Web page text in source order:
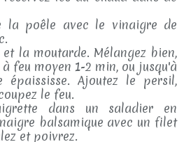
la poêle avec le vinaigre de
la moutarde. Mélangez bien,
feu moyen 1-2 min, ou jusqu'à
épaississe. Ajoutez le persil,
le feu.
dans un saladier en
balsamique avec un filet
et poivrez.